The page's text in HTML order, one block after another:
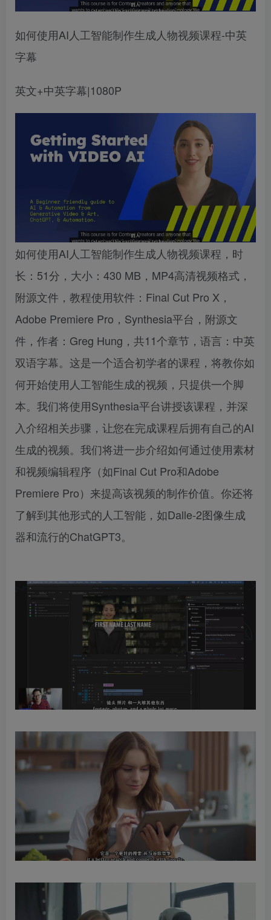
如何使用AI人工智能制作生成人物视频课程-中英
字幕
英文+中英字幕|1080P
如何使用AI人工智能制作生成人物视频课程，时
长：51分，大小：430 MB，MP4高清视频格式，
附源文件，教程使用软件：Final Cut Pro X，
Adobe Premiere Pro，Synthesia平台，附源文
件，作者：Greg Hung，共11个章节，语言：中英
双语字幕。这是一个适合初学者的课程，将教你如
何开始使用人工智能生成的视频，只提供一个脚
本。我们将使用Synthesia平台讲授该课程，并深
入介绍相关步骤，让您在完成课程后拥有自己的AI
生成的视频。我们将进一步介绍如何通过使用素材
和视频编辑程序（如Final Cut Pro和Adobe
Premiere Pro）来提高该视频的制作价值。你还将
了解到其他形式的人工智能，如Dalle-2图像生成
器和流行的ChatGPT3。